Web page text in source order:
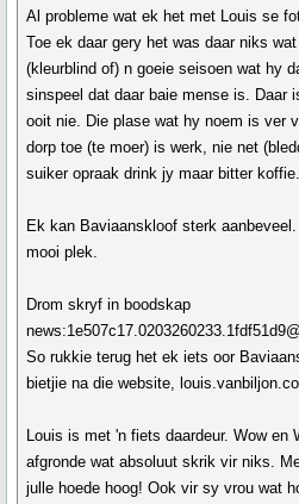
Al probleme wat ek het met Louis se
Toe ek daar gery het was daar niks
(kleurblind of) n goeie seisoen wat hy
sinspeel dat daar baie mense is. Daar
ooit nie. Die plase wat hy noem is ver
dorp toe (te moer) is werk, nie net
suiker opraak drink jy maar bitter koffie.
Ek kan Baviaanskloof sterk
mooi plek.
Drom skryf in boodskap
So rukkie terug het ek iets oor
bietjie na die website,
Louis is met 'n fiets daardeur. Wow en
afgronde wat absoluut skrik vir niks.
julle hoede hoog! Ook vir sy vrou wat